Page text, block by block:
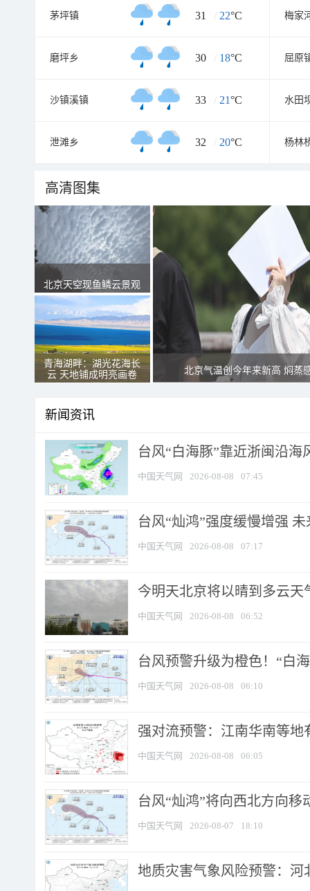
茅坪镇 31 / 22°C 梅家
磨坪乡 30 / 18°C 屈原
沙镇溪镇 33 / 21°C 水田
泄滩乡 32 / 20°C 杨林
高清图集
北京天空现鱼鳞云景观
青海湖畔：湖光花海长
云 天地铺成明亮画卷
北京气温创今年来新高 焖蒸
新闻资讯
台风“白海豚”靠近浙闽沿
中国天气网 2026-08-08 07:45
台风“灿鸿”强度缓慢增强
中国天气网 2026-08-08 07:17
今明天北京将以晴到多云
中国天气网 2026-08-08 06:52
台风预警升级为橙色！“白
中国天气网 2026-08-08 06:10
强对流预警：江南华南等地
中国天气网 2026-08-08 06:05
台风“灿鸿”将向西北方向移
中国天气网 2026-08-07 18:10
地质灾害气象风险预警：河